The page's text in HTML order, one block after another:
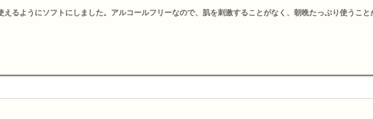
るようにソフトにしました。アルコールフリーなので、肌を刺激することがなく、朝晩たっぷり使うこ